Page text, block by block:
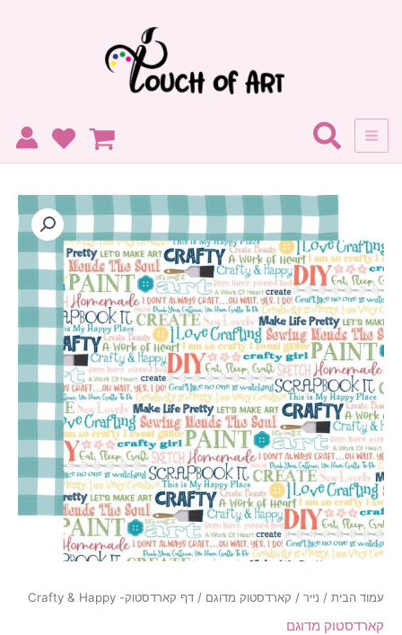
עמוד הבית / נייר / קארדסטוק מדוגם / דף קארדסטוק- Crafty & Happy
קארדסטוק מדוגם
דף
קארדסטוק-
Crafty
&
Happy